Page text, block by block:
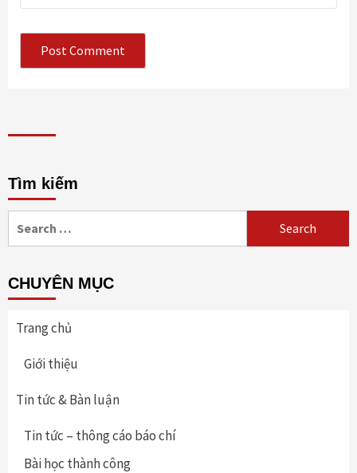
Tìm kiếm
for:
CHUYÊN MỤC
Trang chủ
Giới thiệu
Tin tức & Bàn luận
Tin tức – thông cáo báo chí
Bài học thành công